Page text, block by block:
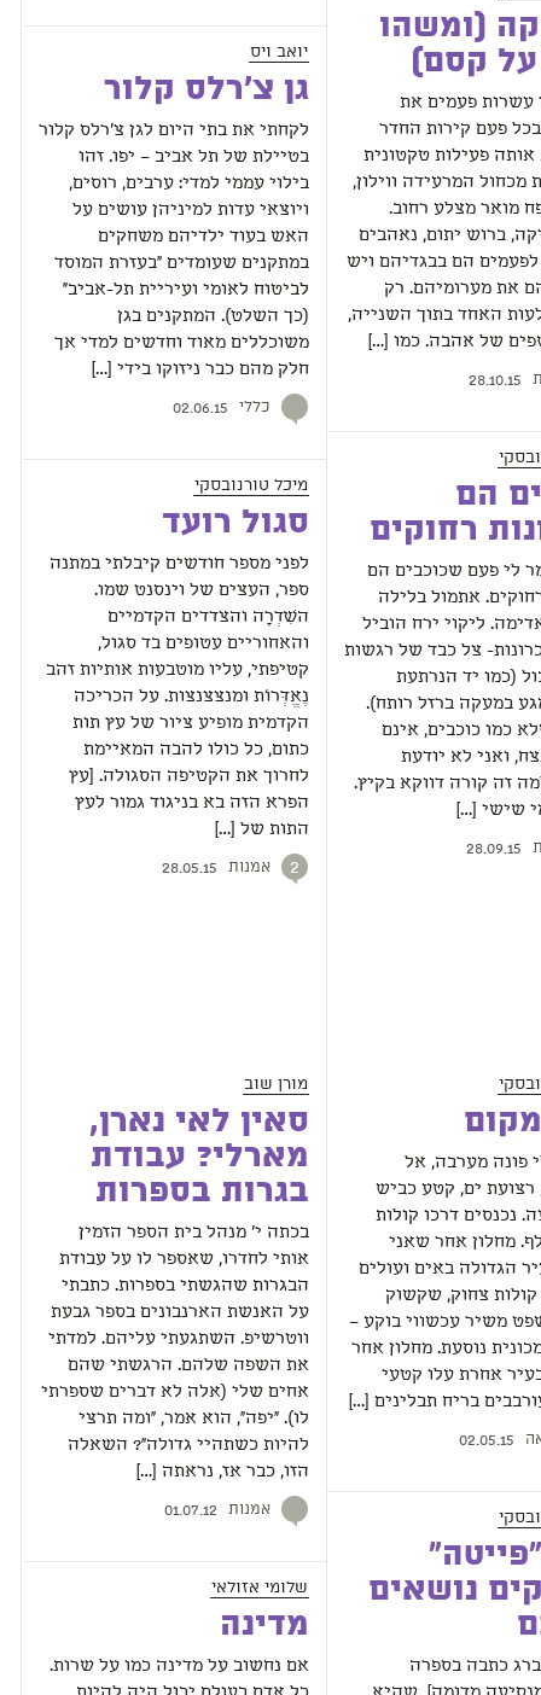
(ומשהו
קסם)
עשרות פעמים את
פעם קירות החדר
אותה פעילות טקטונית
המרעידה ווילון,
מואר מצלע רחוב.
ברוש יתום, נאהבים
לפעמים הם בבגדיהם ויש
את מערומיהם. רק
האחד בתוך השנייה,
של אהבה. כמו […]
28.10.15
הם
רחוקים
לי פעם שכוכבים הם
אתמול בלילה
ליקוי ירח הוביל
צל כבד של רגשות
(כמו יד הנרתעת
במעקה ברזל רותח).
כמו כוכבים, אינם
ואני לא יודעת
זה קורה דווקא בקיץ.
שישי […]
28.09.15
יואב ויס
גן צ'רלס קלור
לקחתי את בתי היום לגן צ'רלס קלור
בטיילת של תל אביב – יפו. זהו
בילוי עממי למדי: ערבים, רוסים,
ויוצאי עדות למיניהן עושים על
האש בעוד ילדיהם משחקים
במתקנים שעומדים "בעזרת המוסד
לביטוח לאומי ועיריית תל-אביב"
(כך השלט). המתקנים בגן
משוכללים מאוד וחדשים למדי אך
חלק מהם כבר ניזוקו בידי […]
כללי 02.06.15
מיכל טורנובסקי
סגול רועד
לפני מספר חודשים קיבלתי במתנה
ספר, העצים של וינסנט שמו.
השִׁדְרָה והצדדים הקדמיים
והאחוריים עטופים בד סגול,
קטיפתי, עליו מוטבעות אותיות זהב
נֶאֱדְּרוֹת ומנצצנצות. על הכריכה
הקדמית מופיע ציור של עץ תות
כתום, כל כולו להבה המאיימת
לחרוך את הקטיפה הסגולה. [עץ
הפרא הזה בא בניגוד גמור לעץ
התות של […]
2 אמנות 28.05.15
פונה מערבה, אל
רצועת ים, קטע כביש
נכנסים דרכו קולות
מחלון אחר שאני
הגדולה באים ועולים
קולות צחוק, שקשוק
משיר עכשווי בוקע –
נוסעת. מחלון אחר
אחרת עלו קטעי
בריח תבלינים […]
02.05.15
נושאים
כתבה בספרה
מורן שוב
סאין לאי נארן,
מארלי? עבודת
בגרות בספרות
בכתה י' מנהל בית הספר הזמין
אותי לחדרו, שאספר לו על עבודת
הבגרות שהגשתי בספרות. כתבתי
על האנשת הארנבונים בספר גבעת
ווטרשיפ. השתגעתי עליהם. למדתי
את השפה שלהם. הרגשתי שהם
אחים שלי (אלה לא דברים שספרתי
לו). "יפה", הוא אמר, "ומה תרצי
להיות כשתהיי גדולה"? השאלה
הזו, כבר אז, נראתה […]
אמנות 01.07.12
שלומי אזולאי
מדינה
אם נחשוב על מדינה כמו על שרות.